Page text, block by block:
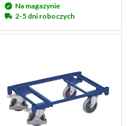
Na magazynie
2-5 dni roboczych